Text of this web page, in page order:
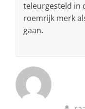
teleurgesteld in
roemrijk merk
gaan.